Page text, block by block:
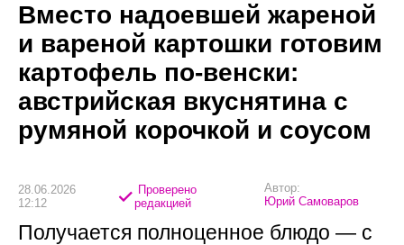
Вместо надоевшей жареной
и вареной картошки готовим
картофель по-венски:
австрийская вкуснятина с
румяной корочкой и соусом
28.06.2026
12:12
Проверено
редакцией
Автор:
Юрий Самоваров
Получается полноценное блюдо — с